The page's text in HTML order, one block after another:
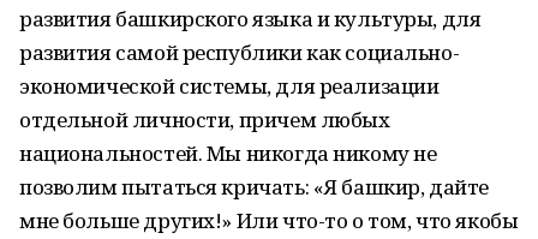
развития башкирского языка и культуры, для
развития самой республики как социально-
экономической системы, для реализации
отдельной личности, причем любых
национальностей. Мы никогда никому не
позволим пытаться кричать: «Я башкир, дайте
мне больше других!» Или что-то о том, что якобы